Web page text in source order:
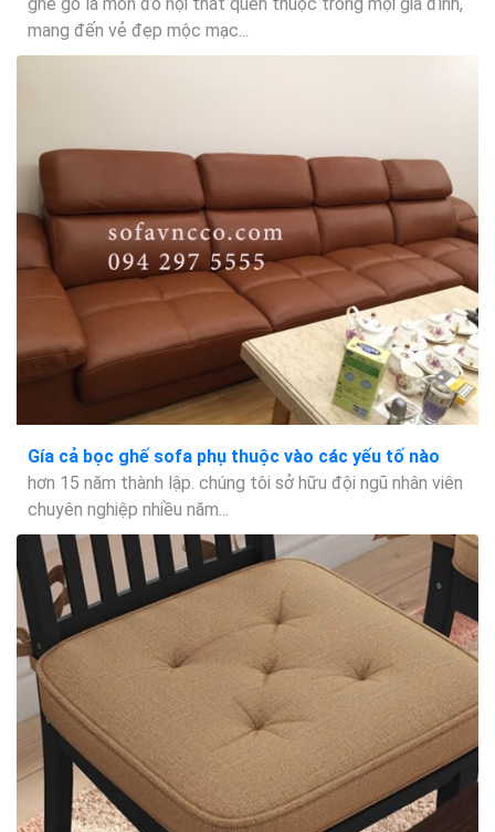
mang đến vẻ đẹp mộc mạc...
Gía cả bọc ghế sofa phụ thuộc vào các yếu tố nào
hơn 15 năm thành lập. chúng tôi sở hữu đội ngũ nhân viên
chuyên nghiệp nhiều năm...